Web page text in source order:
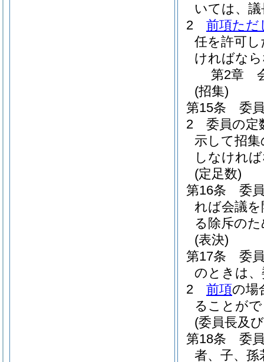
いては、
2
前項ただ
任を許可
ければな
第2章
(招集)
第15条
委
2
委員の定
示して招
しなけれ
(定足数)
第16条
委
れば会議
る除斥の
(表決)
第17条
委
のときは
2
前項の場
ることが
(委員長及
第18条
委
者、子、